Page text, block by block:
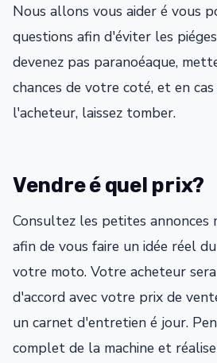
Nous allons vous aider é vous
questions afin d'éviter les
devenez pas paranoéaque,
chances de votre coté, et en
l'acheteur, laissez tomber.
Vendre é quel prix?
Consultez les petites
afin de vous faire un idée réel
votre moto. Votre acheteur
d'accord avec votre prix de
un carnet d'entretien é jour.
complet de la machine et